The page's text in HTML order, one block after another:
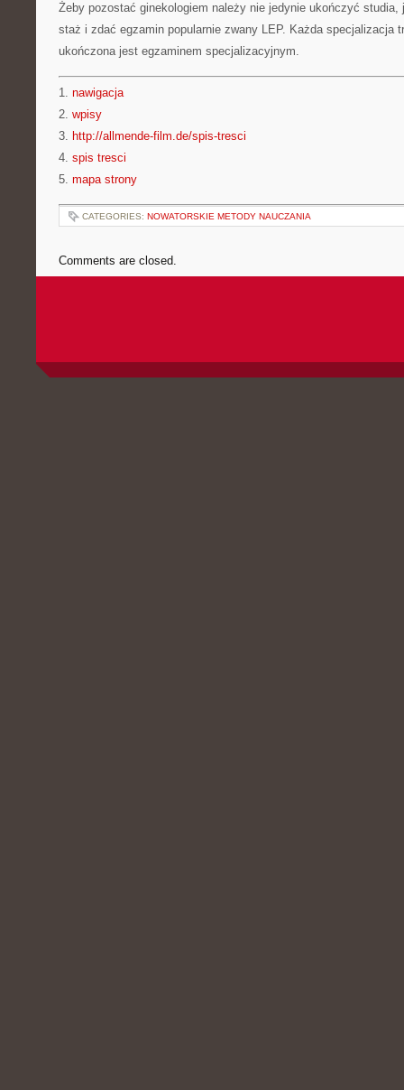
Żeby pozostać ginekologiem należy nie jedynie ukończyć studia,
staż i zdać egzamin popularnie zwany LEP. Każda specjalizacja
ukończona jest egzaminem specjalizacyjnym.
1. nawigacja
2. wpisy
3. http://allmende-film.de/spis-tresci
4. spis tresci
5. mapa strony
CATEGORIES: NOWATORSKIE METODY NAUCZANIA
Comments are closed.